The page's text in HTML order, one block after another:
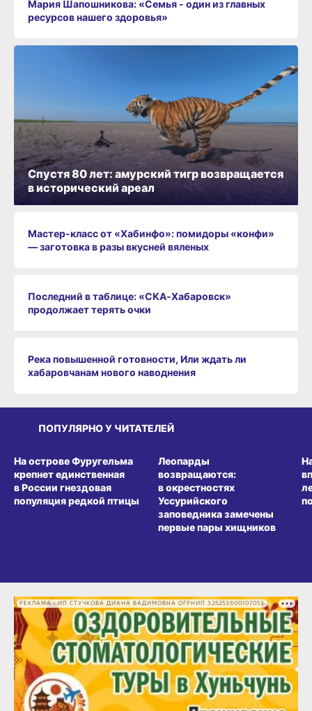
Мария Шапошникова: «Семья - один из главных
ресурсов нашего здоровья»
Мастер-класс от «Хабинфо»: помидоры «конфи»
— заготовка в разы вкусней вяленых
Последний в таблице: «СКА‑Хабаровск»
продолжает терять очки
Река повышенной готовности, Или ждать ли
хабаровчанам нового наводнения
Спустя 80 лет: амурский тигр возвращается
в исторический ареал
ПОПУЛЯРНО У ЧИТАТЕЛЕЙ
На острове Фуругельма
крепнет единственная
в России гнездовая
популяция редкой птицы
Леопарды
возвращаются:
в окрестностях
Уссурийского
заповедника замечены
первые пары хищников
РЕКЛАМА • ИП СТУЧКОВА ДИАНА ВАДИМОВНА ОГРНИП 325253600107053